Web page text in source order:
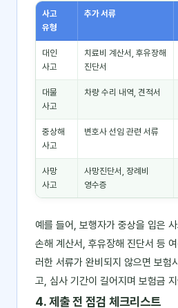
사고
유형
추가 서류
대인
사고
치료비 계산서, 후유장해
진단서
대물
사고
차량 수리 내역, 견적서
중상해
사고
변호사 선임 관련 서류
사망
사고
사망진단서, 장례비
영수증
예를 들어, 보행자가 중상을 입은
손해 계산서, 후유장해 진단서 등
러한 서류가 완비되지 않으면 보험
고, 심사 기간이 길어지며 보험금
4. 제출 전 점검 체크리스트